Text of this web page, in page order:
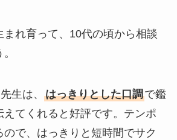
まれ育って、10代の頃から相談
生は、 はっきりとした口調で鑑
えてくれると好評です。テンポ
ので、はっきりと短時間でサク